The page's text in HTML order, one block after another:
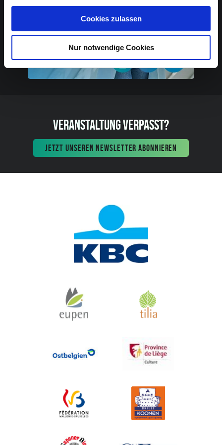
Cookies zulassen
Nur notwendige Cookies
VERANSTALTUNG VERPASST?
JETZT UNSEREN NEWSLETTER ABONNIEREN